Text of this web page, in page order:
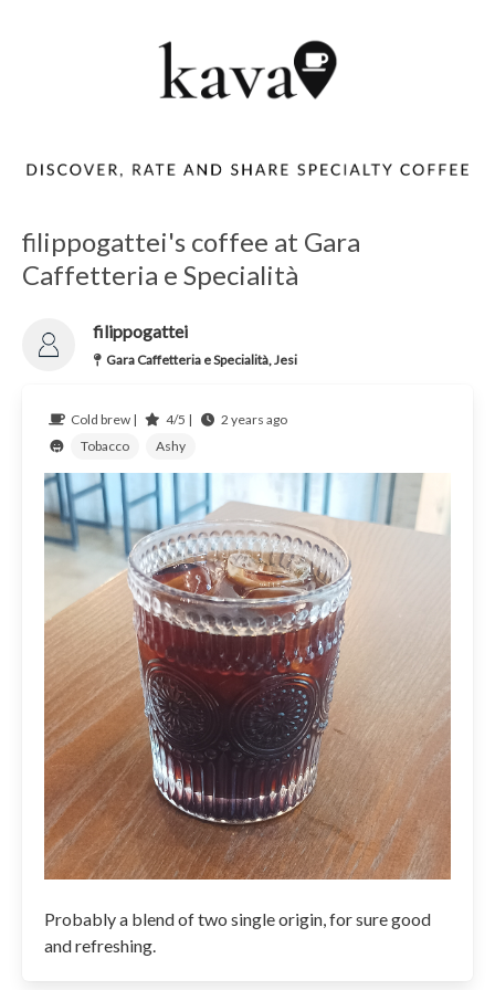
filippogattei's coffee at Gara
Caffetteria e Specialità
filippogattei
Gara Caffetteria e Specialità, Jesi
Cold brew | 4/5 |
2 years ago
Tobacco
Ashy
Probably a blend of two single origin, for sure good
and refreshing.